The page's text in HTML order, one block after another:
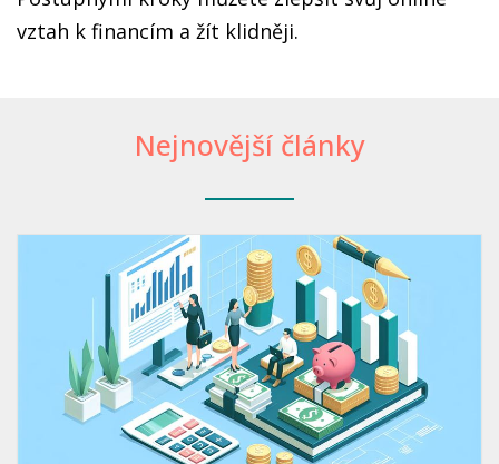
vztah k financím a žít klidněji.
Nejnovější články